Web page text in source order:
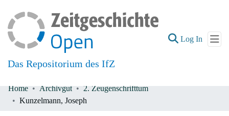
Das Repositorium des IfZ
Log In (current)
Communities & Collections
Home Archivgut
2. Zeugenschrifttum
Kunzelmann, Joseph